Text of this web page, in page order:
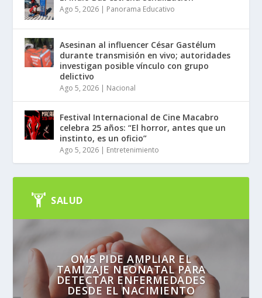
Ago 5, 2026 | Panorama Educativo
Asesinan al influencer César Gastélum
durante transmisión en vivo; autoridades
investigan posible vínculo con grupo
delictivo
Ago 5, 2026 | Nacional
Festival Internacional de Cine Macabro
celebra 25 años: “El horror, antes que un
instinto, es un oficio”
Ago 5, 2026 | Entretenimiento
SALUD
OMS PIDE AMPLIAR EL
TAMIZAJE NEONATAL PARA
DETECTAR ENFERMEDADES
DESDE EL NACIMIENTO